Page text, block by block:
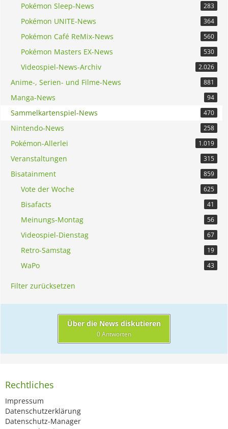
Pokémon Sleep-News 283
Pokémon UNITE-News 364
Pokémon Café ReMix-News 560
Pokémon Masters EX-News 530
Videospiel-News-Archiv 2.026
Anime-, Serien- und Filme-News 881
Manga-News 94
Sammelkartenspiel-News 470
Nintendo-News 258
Pokémon-Allerlei 1.019
Veranstaltungen 315
Bisatainment 859
Vote der Woche 625
Bisafacts 41
Meinungs-Montag 56
Videospiel-Dienstag 67
Retro-Samstag 19
WaPo 43
Filter zurücksetzen
Über die News diskutieren
0 Antworten
Rechtliches
Impressum
Datenschutzerklärung
Datenschutz-Manager